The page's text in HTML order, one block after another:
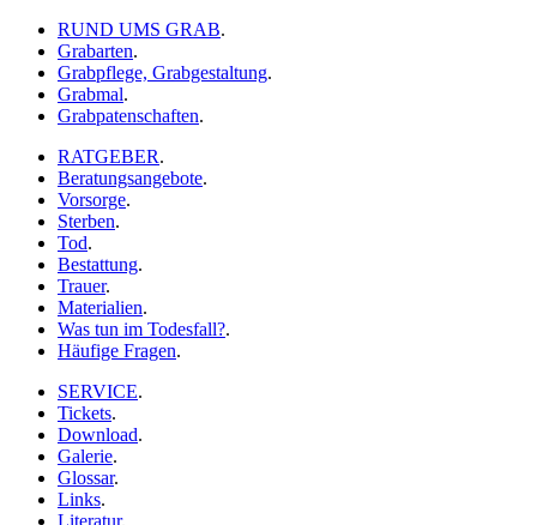
RUND UMS GRAB.
Grabarten.
Grabpflege, Grabgestaltung.
Grabmal.
Grabpatenschaften.
RATGEBER.
Beratungsangebote.
Vorsorge.
Sterben.
Tod.
Bestattung.
Trauer.
Materialien.
Was tun im Todesfall?.
Häufige Fragen.
SERVICE.
Tickets.
Download.
Galerie.
Glossar.
Links.
Literatur.